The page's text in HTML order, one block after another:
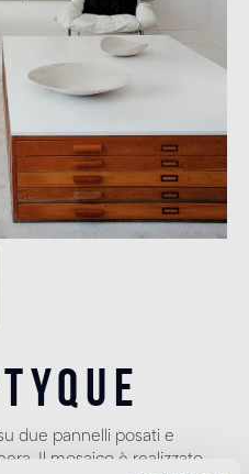
due pannelli posati e
Il mosaico è realizzato